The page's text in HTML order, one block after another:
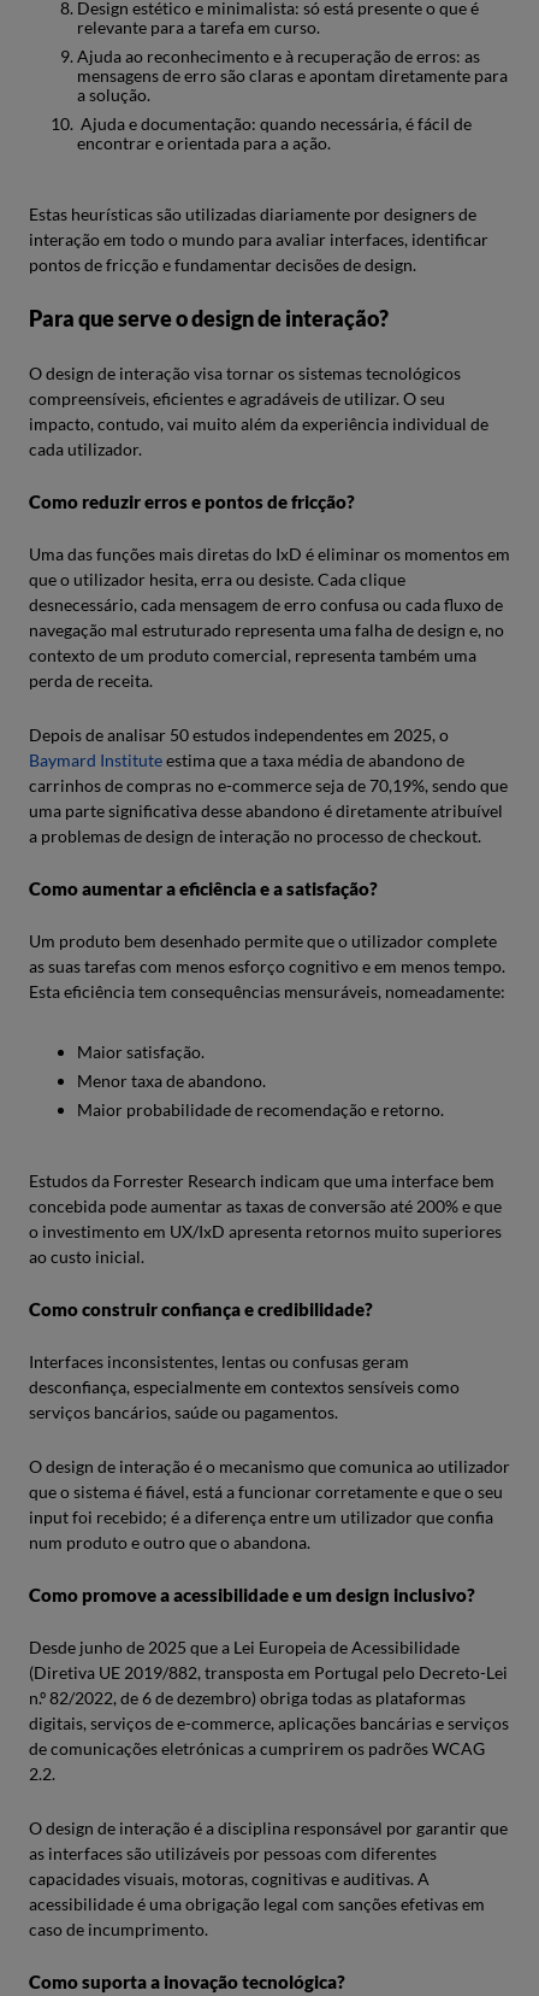
Design estético e minimalista: só está presente o que é
relevante para a tarefa em curso.
Ajuda ao reconhecimento e à recuperação de erros: as
mensagens de erro são claras e apontam diretamente para
a solução.
Ajuda e documentação: quando necessária, é fácil de
encontrar e orientada para a ação.
Estas heurísticas são utilizadas diariamente por designers de
interação em todo o mundo para avaliar interfaces, identificar
pontos de fricção e fundamentar decisões de design.
Para que serve o design de interação?
O design de interação visa tornar os sistemas tecnológicos
compreensíveis, eficientes e agradáveis de utilizar. O seu
impacto, contudo, vai muito além da experiência individual de
cada utilizador.
Como reduzir erros e pontos de fricção?
Uma das funções mais diretas do IxD é eliminar os momentos em
que o utilizador hesita, erra ou desiste. Cada clique
desnecessário, cada mensagem de erro confusa ou cada fluxo de
navegação mal estruturado representa uma falha de design e, no
contexto de um produto comercial, representa também uma
perda de receita.
Depois de analisar 50 estudos independentes em 2025, o
Baymard Instituteestima que a taxa média de abandono de
carrinhos de compras no e-commerce seja de 70,19%, sendo que
uma parte significativa desse abandono é diretamente atribuível
a problemas de design de interação no processo de checkout.
Como aumentar a eficiência e a satisfação?
Um produto bem desenhado permite que o utilizador complete
as suas tarefas com menos esforço cognitivo e em menos tempo.
Esta eficiência tem consequências mensuráveis, nomeadamente:
Maior satisfação.
Menor taxa de abandono.
Maior probabilidade de recomendação e retorno.
Estudos da Forrester Research indicam que uma interface bem
concebida pode aumentar as taxas de conversão até 200% e que
o investimento em UX/IxD apresenta retornos muito superiores
ao custo inicial.
Como construir confiança e credibilidade?
Interfaces inconsistentes, lentas ou confusas geram
desconfiança, especialmente em contextos sensíveis como
serviços bancários, saúde ou pagamentos.
O design de interação é o mecanismo que comunica ao utilizador
que o sistema é fiável, está a funcionar corretamente e que o seu
input foi recebido; é a diferença entre um utilizador que confia
num produto e outro que o abandona.
Como promove a acessibilidade e um design inclusivo?
Desde junho de 2025 que a Lei Europeia de Acessibilidade
(Diretiva UE 2019/882, transposta em Portugal pelo Decreto-Lei
n.º 82/2022, de 6 de dezembro) obriga todas as plataformas
digitais, serviços de e-commerce, aplicações bancárias e serviços
de comunicações eletrónicas a cumprirem os padrões WCAG
2.2.
O design de interação é a disciplina responsável por garantir que
as interfaces são utilizáveis por pessoas com diferentes
capacidades visuais, motoras, cognitivas e auditivas. A
acessibilidade é uma obrigação legal com sanções efetivas em
caso de incumprimento.
Como suporta a inovação tecnológica?